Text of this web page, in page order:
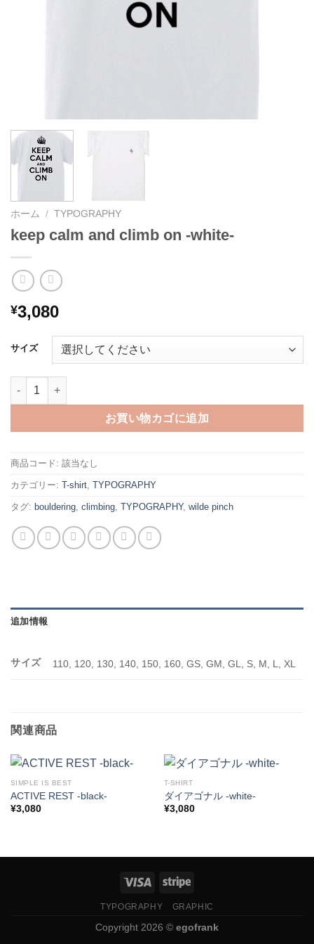
ホーム / TYPOGRAPHY
keep calm and climb on -white-
¥3,080
サイズ
keep calm and climb on -white-個
お買い物カゴに追加
商品コード: 該当なし
カテゴリー: T-shirt TYPOGRAPHY
タグ: bouldering climbing TYPOGRAPHY, wilde pinch
追加情報
サイズ 110, 120, 130, 140, 150, 160, GS, GM, GL, S, M, L, XL
関連商品
SIMPLE IS BEST
ACTIVE REST -black-
¥3,080
T-SHIRT
ダイアゴナル -white-
¥3,080
TYPOGRAPHY GRAPHIC
Copyright 2026 © egofrank